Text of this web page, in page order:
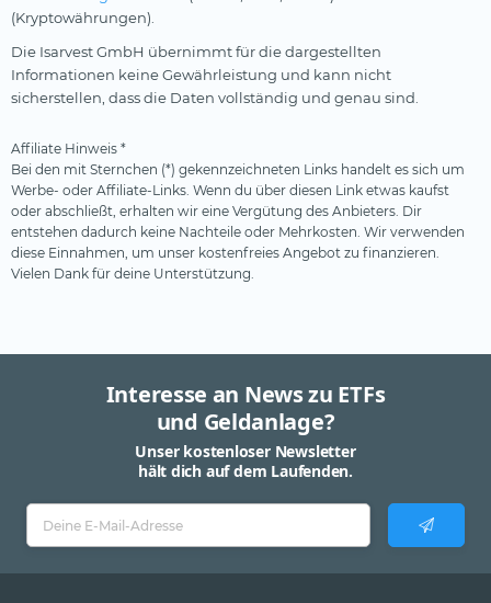
(Kryptowährungen).
Die Isarvest GmbH übernimmt für die dargestellten
Informationen keine Gewährleistung und kann nicht
sicherstellen, dass die Daten vollständig und genau sind.
Affiliate Hinweis *
Bei den mit Sternchen (*) gekennzeichneten Links handelt es sich um
Werbe- oder Affiliate-Links. Wenn du über diesen Link etwas kaufst
oder abschließt, erhalten wir eine Vergütung des Anbieters. Dir
entstehen dadurch keine Nachteile oder Mehrkosten. Wir verwenden
diese Einnahmen, um unser kostenfreies Angebot zu finanzieren.
Vielen Dank für deine Unterstützung.
Interesse an News zu ETFs
und Geldanlage?
Unser kostenloser Newsletter
hält dich auf dem Laufenden.